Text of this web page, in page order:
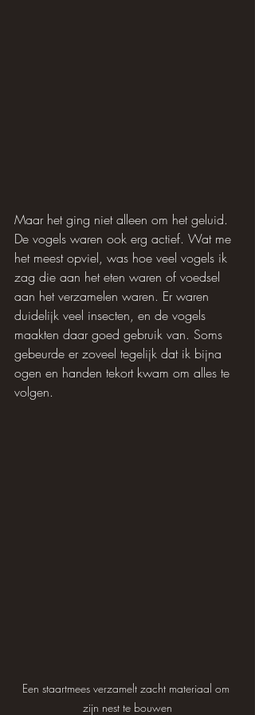
Maar het ging niet alleen om het geluid.
De vogels waren ook erg actief. Wat me
het meest opviel, was hoe veel vogels ik
zag die aan het eten waren of voedsel
aan het verzamelen waren. Er waren
duidelijk veel insecten, en de vogels
maakten daar goed gebruik van. Soms
gebeurde er zoveel tegelijk dat ik bijna
ogen en handen tekort kwam om alles te
volgen.
Een staartmees verzamelt zacht materiaal om
zijn nest te bouwen